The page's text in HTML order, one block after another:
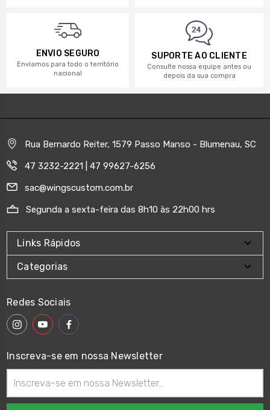
ENVIO SEGURO
Enviamos para todo o território
nacional
SUPORTE AO CLIENTE
Consulte nossa equipe antes ou
depois da sua compra
Rua Bernardo Reiter, 1579 Passo Manso - Blumenau, SC
47 3232-2221 | 47 99627-6256
sac@wingscustom.com.br
Segunda a sexta-feira das 8h10 às 22h00 hrs
Links Rápidos
Categorias
Redes Sociais
Inscreva-se em nossa Newsletter
de
email